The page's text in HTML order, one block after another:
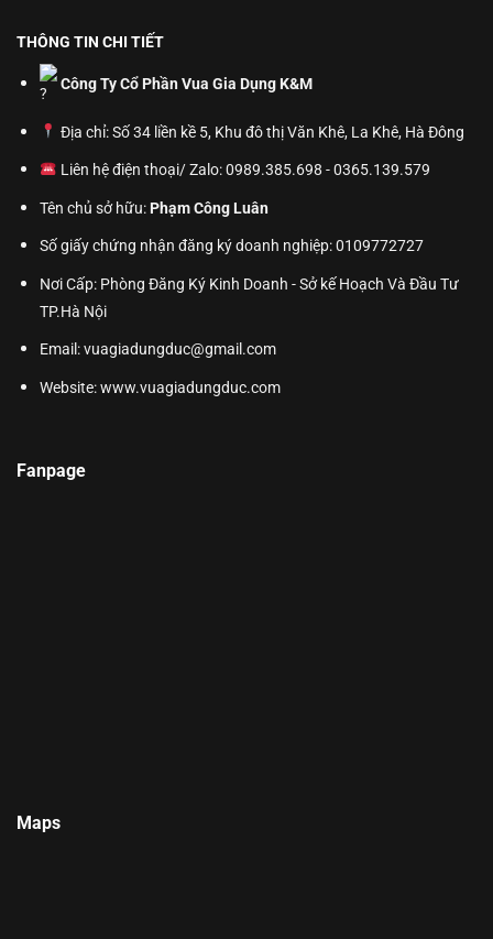
THÔNG TIN CHI TIẾT
Công Ty Cổ Phần Vua Gia Dụng K&M
Địa chỉ: Số 34 liền kề 5, Khu đô thị Văn Khê, La Khê, Hà Đông
Liên hệ điện thoại/ Zalo: 0989.385.698 - 0365.139.579
Tên chủ sở hữu:Phạm Công Luân
Số giấy chứng nhận đăng ký doanh nghiệp: 0109772727
Nơi Cấp: Phòng Đăng Ký Kinh Doanh - Sở kế Hoạch Và Đầu Tư
TP.Hà Nội
Email: vuagiadungduc@gmail.com
Website:www.vuagiadungduc.com
Fanpage
Maps